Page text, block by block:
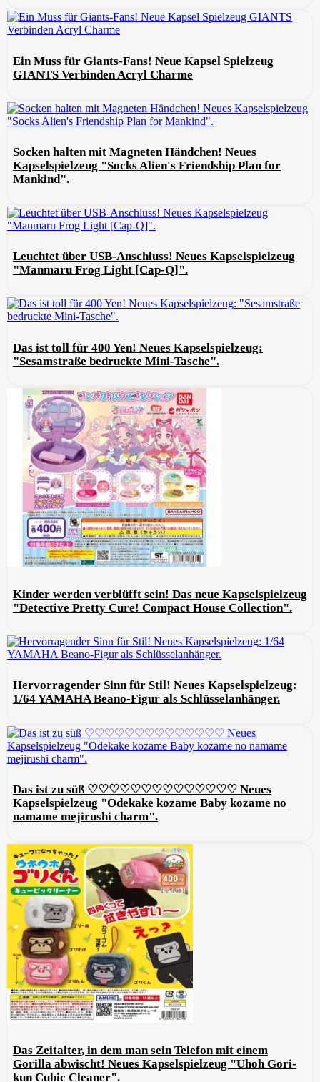
Ein Muss für Giants-Fans! Neue Kapsel Spielzeug
GIANTS Verbinden Acryl Charme
Socken halten mit Magneten Händchen! Neues
Kapselspielzeug "Socks Alien's Friendship Plan for
Mankind".
Leuchtet über USB-Anschluss! Neues Kapselspielzeug
"Manmaru Frog Light [Cap-Q]".
Das ist toll für 400 Yen! Neues Kapselspielzeug:
"Sesamstraße bedruckte Mini-Tasche".
Kinder werden verblüfft sein! Das neue Kapselspielzeug
"Detective Pretty Cure! Compact House Collection".
Hervorragender Sinn für Stil! Neues Kapselspielzeug:
1/64 YAMAHA Beano-Figur als Schlüsselanhänger.
Das ist zu süß ♡♡♡♡♡♡♡♡♡♡♡♡♡♡ Neues
Kapselspielzeug "Odekake kozame Baby kozame no
namame mejirushi charm".
Das Zeitalter, in dem man sein Telefon mit einem
Gorilla abwischt! Neues Kapselspielzeug "Uhoh Gori-
kun Cubic Cleaner".